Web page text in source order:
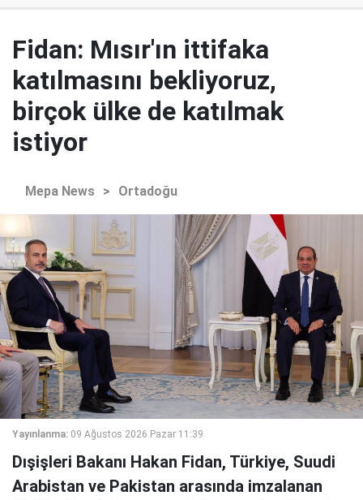
Fidan: Mısır'ın ittifaka
katılmasını bekliyoruz,
birçok ülke de katılmak
istiyor
Mepa News > Ortadoğu
Yayınlanma: 09 Ağustos 2026 Pazar 11:39
Dışişleri Bakanı Hakan Fidan, Türkiye, Suudi
Arabistan ve Pakistan arasında imzalanan